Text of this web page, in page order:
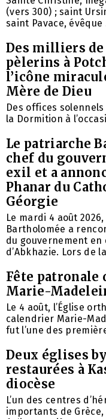
(vers 300) ; saint
saint Pavace, évêque
Des milliers de
pèlerins à
l’icône
Mère de Dieu
Des offices
la Dormition à
Le patriarche
chef du
exil et a
Phanar du
Géorgie
Le mardi 4 août
Bartholomée a
du gouvernement en
d’Abkhazie. Lors de
Fête patronale
Marie-
Le 4 août, l’Église
calendrier Marie-
fut l’une des
Deux églises
restaurées à
diocèse
L’un des centres
importants de